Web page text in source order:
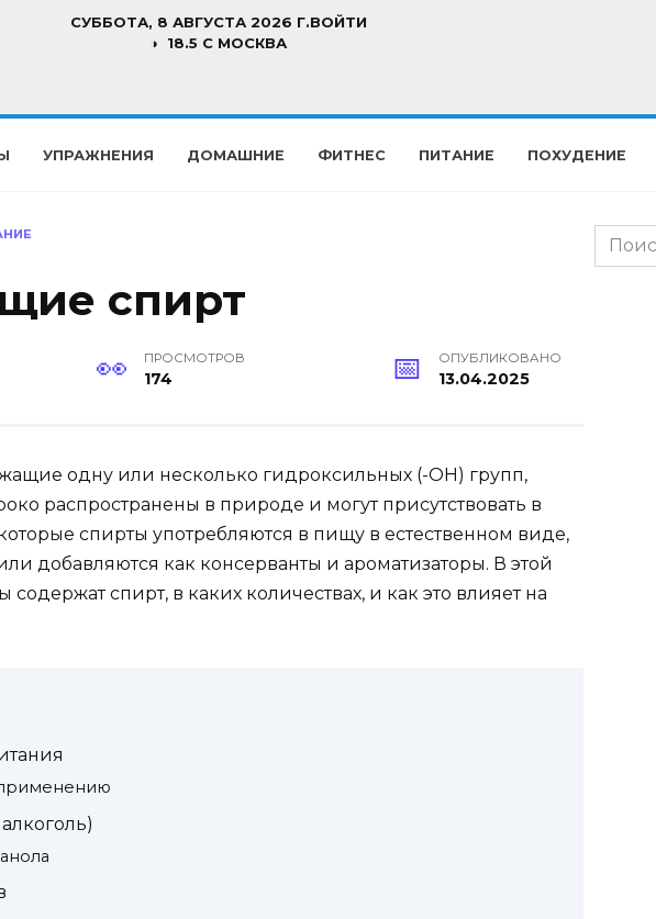
СУББОТА, 8 АВГУСТА 2026 Г.ВОЙТИ
18.5 C МОСКВА
УПРАЖНЕНИЯ ДОМАШНИЕ ФИТНЕС ПИТАНИЕ ПОХУДЕНИЕ
спирт
ПРОСМОТРОВ
174
ОПУБЛИКОВАНО
13.04.2025
одну или несколько гидроксильных (-OH) групп,
распространены в природе и могут присутствовать в
спирты употребляются в пищу в естественном виде,
добавляются как консерванты и ароматизаторы. В этой
спирт, в каких количествах, и как это влияет на
Search
for: